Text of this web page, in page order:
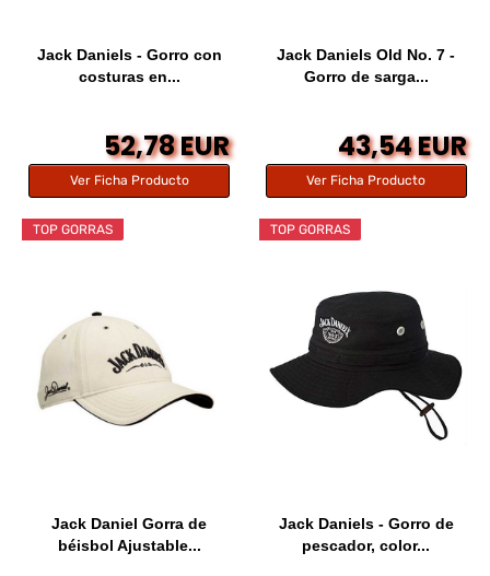
Jack Daniels - Gorro con
costuras en...
52,78 EUR
Ver Ficha Producto
Jack Daniels Old No. 7 -
Gorro de sarga...
43,54 EUR
Ver Ficha Producto
TOP GORRAS
Jack Daniel Gorra de
béisbol Ajustable...
TOP GORRAS
Jack Daniels - Gorro de
pescador, color...